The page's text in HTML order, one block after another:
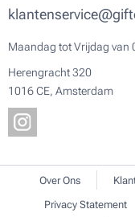
Maandag tot Vrijdag van
Herengracht 320
1016 CE, Amsterdam
Over Ons
Privacy Statement